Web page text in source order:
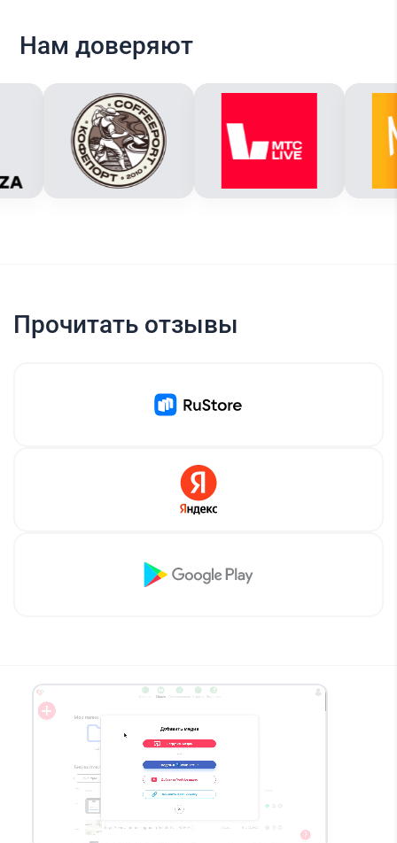
Нам доверяют
Прочитать отзывы